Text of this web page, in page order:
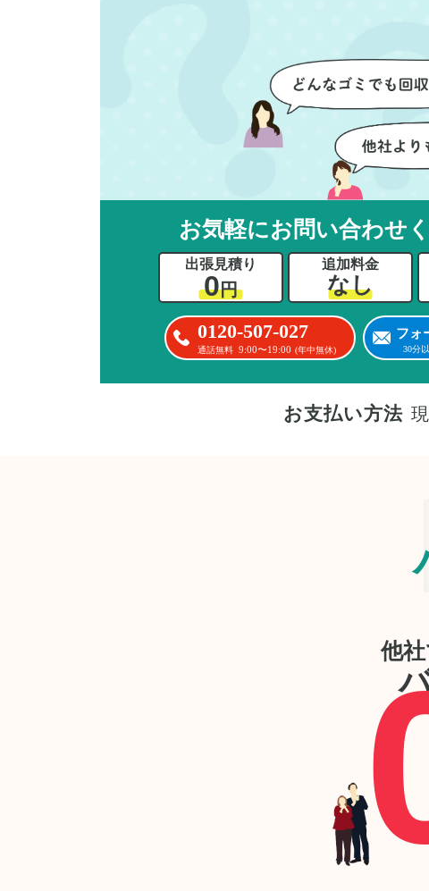
了後には部屋全体を清掃してい
ただき、まるで新しい家のよう
な清潔感に感動しました。
かっ
には
ても部
だけた
さらに
ル可能
いた
思って
ービス
た。
お気軽にお問い合わせ
出張見積り
0円
追加料金
なし
0120-507-027
通話無料 9:00〜19:00 (年中無休)
フォ
30分
お支払い方法
他